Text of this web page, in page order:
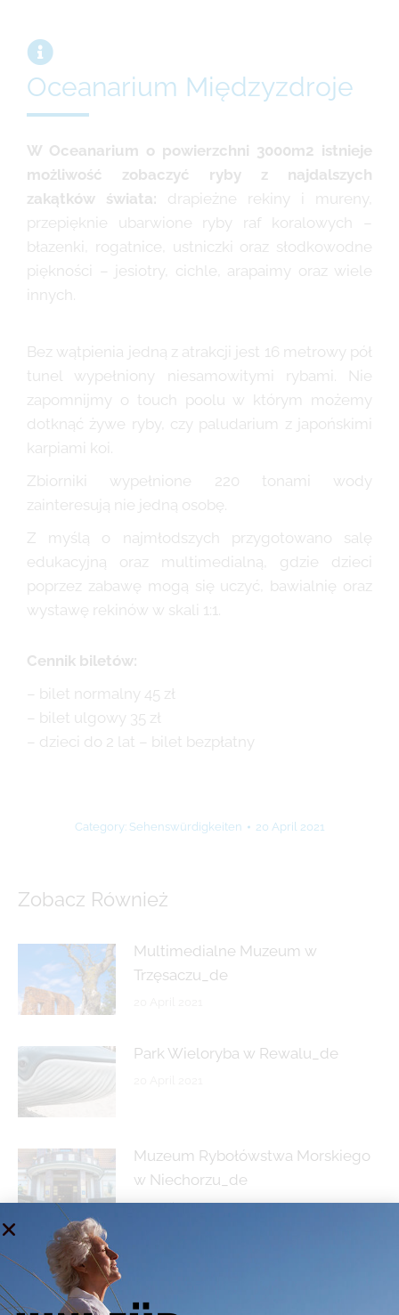
Oceanarium Międzyzdroje
W Oceanarium o powierzchni 3000m2 istnieje
możliwość zobaczyć ryby z najdalszych
zakątków świata: drapieżne rekiny i mureny,
przepięknie ubarwione ryby raf koralowych –
błazenki, rogatnice, ustniczki oraz słodkowodne
piękności – jesiotry, cichle, arapaimy oraz wiele
innych.
Bez wątpienia jedną z atrakcji jest 16 metrowy pół
tunel wypełniony niesamowitymi rybami. Nie
zapomnijmy o touch poolu w którym możemy
dotknąć żywe ryby, czy paludarium z japońskimi
karpiami koi.
Zbiorniki wypełnione 220 tonami wody
zainteresują nie jedną osobę.
Z myślą o najmłodszych przygotowano salę
edukacyjną oraz multimedialną, gdzie dzieci
poprzez zabawę mogą się uczyć, bawialnię oraz
wystawę rekinów w skali 1:1.
Cennik biletów:
– bilet normalny 45 zł
– bilet ulgowy 35 zł
– dzieci do 2 lat – bilet bezpłatny
Category: Sehenswürdigkeiten 20 April 2021
Zobacz Również
Multimedialne Muzeum w
Trzęsaczu_de
Park Wieloryba w Rewalu_de
Muzeum Rybołówstwa Morskiego
w Niechorzu_de
20 April 2021